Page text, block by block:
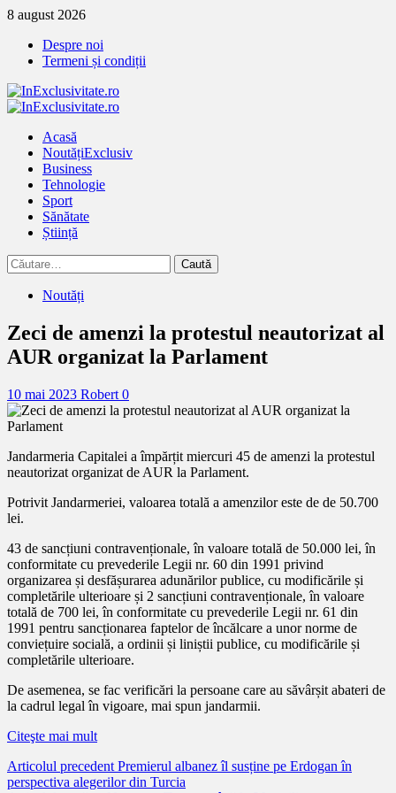
Treci
continut
8 august 2026
Despre noi
Termeni și condiții
Primary
Acasă
NoutățiExclusiv
Business
Tehnologie
Sport
Sănătate
Știință
Caută
după:
Noutăți
Zeci de amenzi la protestul neautorizat al
AUR organizat la Parlament
10 mai 2023 Robert 0
Jandarmeria Capitalei a împărțit miercuri 45 de amenzi la protestul
neautorizat organizat de AUR la Parlament.
Potrivit Jandarmeriei, valoarea totală a amenzilor este de de 50.700
lei.
43 de sancțiuni contravenționale, în valoare totală de 50.000 lei, în
conformitate cu prevederile Legii nr. 60 din 1991 privind
organizarea și desfășurarea adunărilor publice, cu modificările și
completările ulterioare și 2 sancțiuni contravenționale, în valoare
totală de 700 lei, în conformitate cu prevederile Legii nr. 61 din
1991 pentru sancționarea faptelor de încălcare a unor norme de
conviețuire socială, a ordinii și liniștii publice, cu modificările și
completările ulterioare.
De asemenea, se fac verificări la persoane care au săvârșit abateri de
la cadrul legal în vigoare, mai spun jandarmii.
Citeşte mai mult
Citește
Articolul precedent Premierul albanez îl susține pe Erdogan în
perspectiva alegerilor din Turcia